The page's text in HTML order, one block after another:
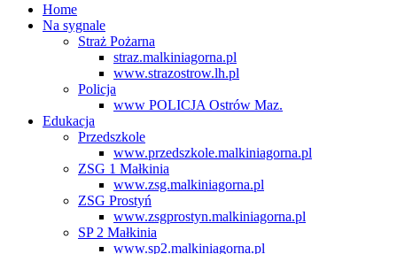
Home
Na sygnale
Straż Pożarna
straz.malkiniagorna.pl
www.strazostrow.lh.pl
Policja
www POLICJA Ostrów Maz.
Edukacja
Przedszkole
www.przedszkole.malkiniagorna.pl
ZSG 1 Małkinia
www.zsg.malkiniagorna.pl
ZSG Prostyń
www.zsgprostyn.malkiniagorna.pl
SP 2 Małkinia
www.sp2.malkiniagorna.pl